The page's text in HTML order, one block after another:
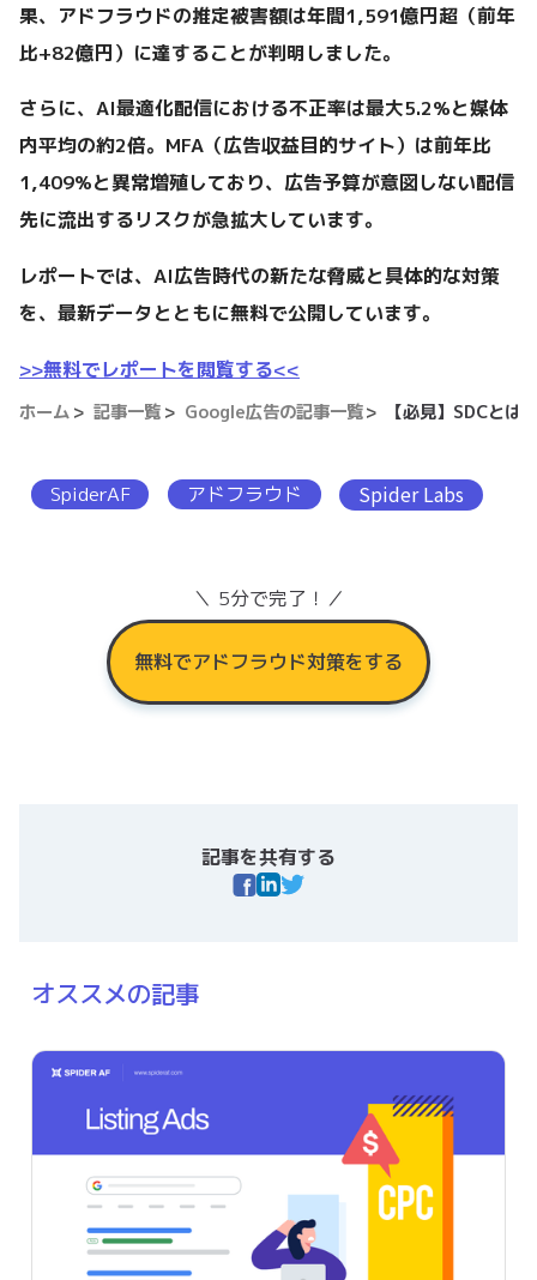
果、アドフラウドの推定被害額は年間1,591億円超（前年
比+82億円）に達することが判明しました。
さらに、AI最適化配信における不正率は最大5.2%と媒体
内平均の約2倍。MFA（広告収益目的サイト）は前年比
1,409%と異常増殖しており、広告予算が意図しない配信
先に流出するリスクが急拡大しています。
レポートでは、AI広告時代の新たな脅威と具体的な対策
を、最新データとともに無料で公開しています。
>>無料でレポートを閲覧する<<
ホーム 記事一覧 Google広告の記事一覧 【必見】SDCとは
SpiderAF アドフラウド Spider Labs
＼ 5分で完了！／
無料でアドフラウド対策をする
記事を共有する
オススメの記事